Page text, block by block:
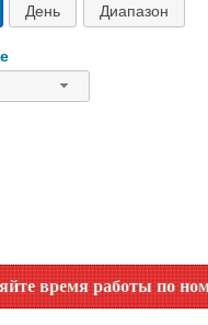
День Диапазон
телефона или на